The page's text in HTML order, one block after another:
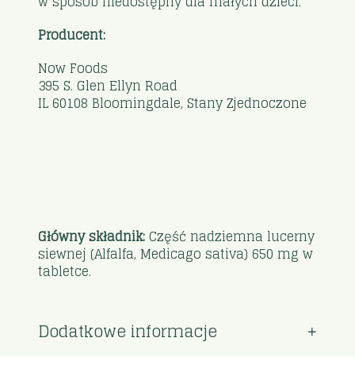
Producent:
Now Foods
395 S. Glen Ellyn Road
IL 60108 Bloomingdale, Stany Zjednoczone
Główny składnik:Część nadziemna lucerny
siewnej (Alfalfa, Medicago sativa) 650 mg w
tabletce.
Dodatkowe informacje